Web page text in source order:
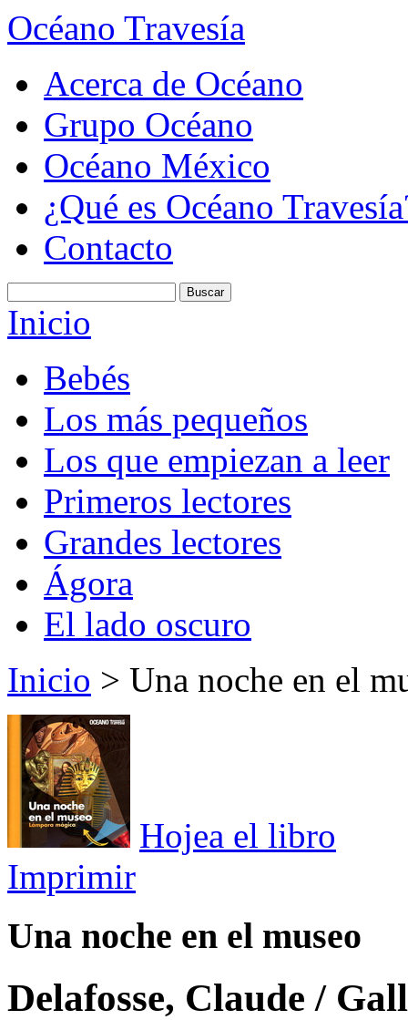
Océano Travesía
Acerca de Océano
Grupo Océano
Océano México
¿Qué es Océano
Contacto
Inicio
Bebés
Los más pequeños
Los que empiezan a leer
Primeros lectores
Grandes lectores
Ágora
El lado oscuro
Inicio > Una noche en el
Hojea el libro
Imprimir
Una noche en el museo
Delafosse, Claude /